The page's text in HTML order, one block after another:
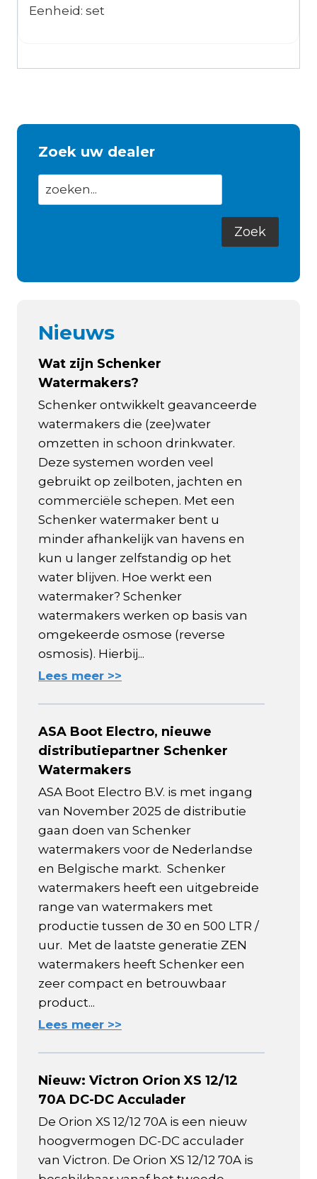
Eenheid: set
Zoek uw dealer
Nieuws
Wat zijn Schenker
Watermakers?
Schenker ontwikkelt geavanceerde
watermakers die (zee)water
omzetten in schoon drinkwater.
Deze systemen worden veel
gebruikt op zeilboten, jachten en
commerciële schepen. Met een
Schenker watermaker bent u
minder afhankelijk van havens en
kun u langer zelfstandig op het
water blijven. Hoe werkt een
watermaker? Schenker
watermakers werken op basis van
omgekeerde osmose (reverse
osmosis). Hierbij...
Lees meer >>
ASA Boot Electro, nieuwe
distributiepartner Schenker
Watermakers
ASA Boot Electro B.V. is met ingang
van November 2025 de distributie
gaan doen van Schenker
watermakers voor de Nederlandse
en Belgische markt. Schenker
watermakers heeft een uitgebreide
range van watermakers met
productie tussen de 30 en 500 LTR /
uur. Met de laatste generatie ZEN
watermakers heeft Schenker een
zeer compact en betrouwbaar
product...
Lees meer >>
Nieuw: Victron Orion XS 12/12
70A DC-DC Acculader
De Orion XS 12/12 70A is een nieuw
hoogvermogen DC-DC acculader
van Victron. De Orion XS 12/12 70A is